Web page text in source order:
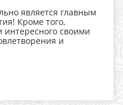
является главным
Кроме того,
интересного своими
и